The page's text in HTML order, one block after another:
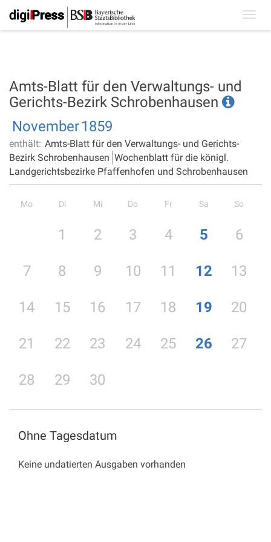
Amts-Blatt für den Verwaltungs- und
Gerichts-Bezirk Schrobenhausen
November1859
enthält: Amts-Blatt für den Verwaltungs- und Gerichts-
Bezirk Schrobenhausen Wochenblatt für die königl.
Landgerichtsbezirke Pfaffenhofen und Schrobenhausen
Mo Di Mi Do Fr Sa So
1 2 3 4 5 6
7 8 9 10 11 12 13
14 15 16 17 18 19 20
21 22 23 24 25 26 27
28 29 30
Ohne Tagesdatum
Keine undatierten Ausgaben vorhanden